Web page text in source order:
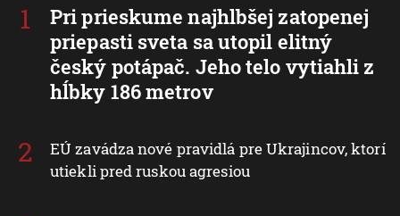
Pri prieskume najhlbšej zatopenej
priepasti sveta sa utopil elitný
český potápač. Jeho telo vytiahli z
hĺbky 186 metrov
EÚ zavádza nové pravidlá pre Ukrajincov, ktorí
utiekli pred ruskou agresiou